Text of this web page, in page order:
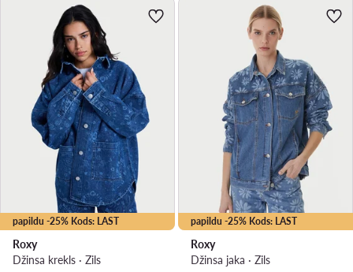
papildu -25% Kods: LAST
Roxy
Džinsa krekls · Zils
papildu -25% Kods: LAST
Roxy
Džinsa jaka · Zils